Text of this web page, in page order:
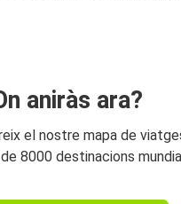
aniràs ara?
el nostre mapa de
8000 destinacions